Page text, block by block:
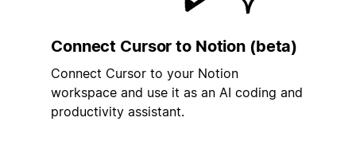
Connect Cursor to Notion (beta)
Connect Cursor to your Notion
workspace and use it as an AI coding and
productivity assistant.